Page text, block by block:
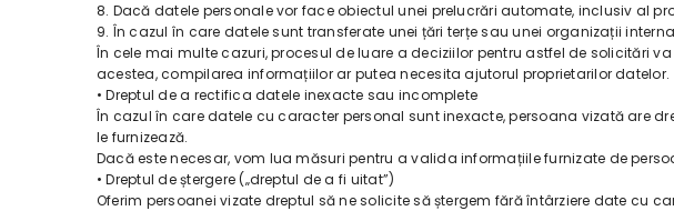
8. Dacă datele personale vor face obiectul unei prelucrări automate, inclusiv al
9. În cazul în care datele sunt transferate unei țări terțe sau unei organizații
În cele mai multe cazuri, procesul de luare a deciziilor pentru astfel de solicitări
acestea, compilarea informațiilor ar putea necesita ajutorul proprietarilor datelor.
• Dreptul de a rectifica datele inexacte sau incomplete
În cazul în care datele cu caracter personal sunt inexacte, persoana vizată are
le furnizează.
Dacă este necesar, vom lua măsuri pentru a valida informațiile furnizate de
• Dreptul de ștergere („dreptul de a fi uitat”)
Oferim persoanei vizate dreptul să ne solicite să ștergem fără întârziere date cu